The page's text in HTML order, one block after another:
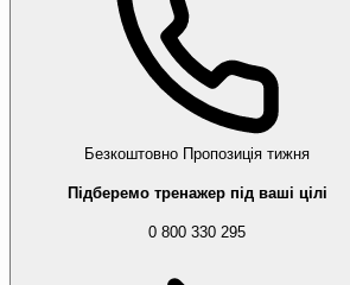
Безкоштовно Пропозиція тижня
Підберемо тренажер під ваші цілі
0 800 330 295